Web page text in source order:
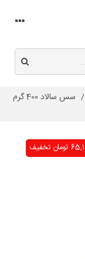
/
سس سالاد 400 گرم
تخفیف